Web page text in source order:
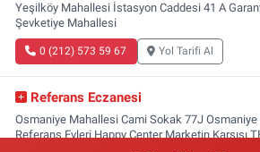
Yeşilköy Mahallesi İstasyon Caddesi 41 A
Şevketiye Mahallesi
0 (212) 573 59 67 Yol Tarifi Al
Referans Eczanesi
Osmaniye Mahallesi Cami Sokak 77J Osmaniye
Referans Evleri Happy Center Marketin Karşısı